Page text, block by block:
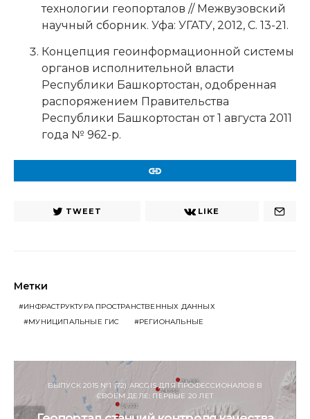
технологии геопорталов // Межвузовский
научный сборник. Уфа: УГАТУ, 2012, С. 13-21.
Концепция геоинформационной системы
органов исполнительной власти
Республики Башкортостан, одобренная
распоряжением Правительства
Республики Башкортостан от 1 августа 2011
года № 962-р.
TWEET LIKE
Метки
ИНФРАСТРУКТУРА ПРОСТРАНСТВЕННЫХ ДАННЫХ
МУНИЦИПАЛЬНЫЕ ГИС
РЕГИОНАЛЬНЫЕ
ВЫПУСК 2015 №1 (72) ARCGIS ДЛЯ ПРОФЕССИОНАЛОВ В
СВОЕМ ДЕЛЕ: ПЕРВЫЕ 20 ЛЕТ